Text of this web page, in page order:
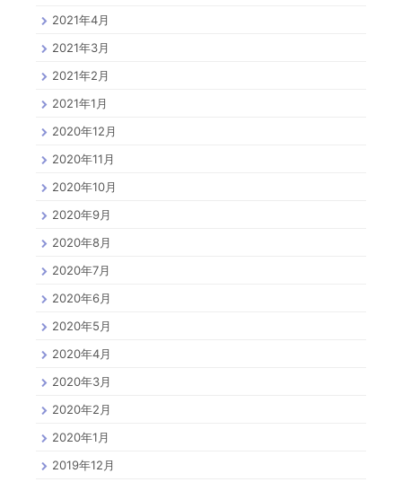
2021年4月
2021年3月
2021年2月
2021年1月
2020年12月
2020年11月
2020年10月
2020年9月
2020年8月
2020年7月
2020年6月
2020年5月
2020年4月
2020年3月
2020年2月
2020年1月
2019年12月